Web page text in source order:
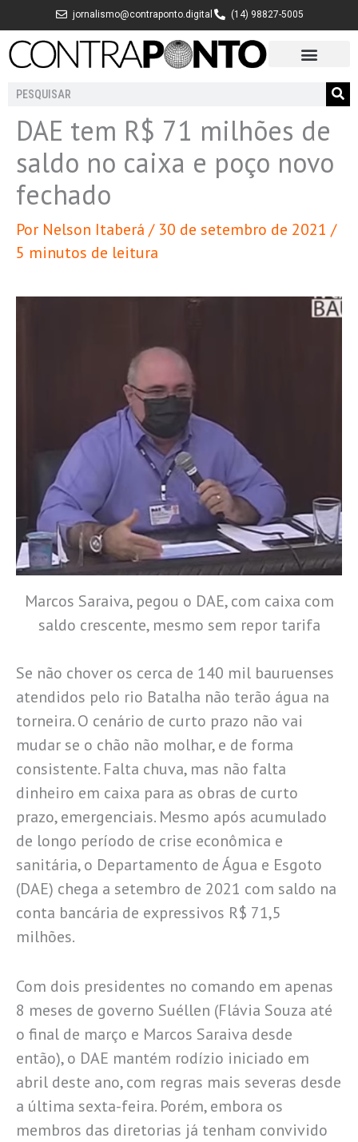
para
jornalismo@contraponto.digital (14) 98827-5005
Pesquisar
DAE tem R$ 71 milhões de
saldo no caixa e poço novo
fechado
Por Nelson Itaberá / 30 de setembro de 2021 /
5 minutos de leitura
Marcos Saraiva, pegou o DAE, com caixa com
saldo crescente, mesmo sem repor tarifa
Se não chover os cerca de 140 mil bauruenses
atendidos pelo rio Batalha não terão água na
torneira. O cenário de curto prazo não vai
mudar se o chão não molhar, e de forma
consistente. Falta chuva, mas não falta
dinheiro em caixa para as obras de curto
prazo, emergenciais. Mesmo após acumulado
de longo período de crise econômica e
sanitária, o Departamento de Água e Esgoto
(DAE) chega a setembro de 2021 com saldo na
conta bancária de expressivos R$ 71,5
milhões.
Com dois presidentes no comando em apenas
8 meses de governo Suéllen (Flávia Souza até
o final de março e Marcos Saraiva desde
então), o DAE mantém rodízio iniciado em
abril deste ano, com regras mais severas desde
a última sexta-feira. Porém, embora os
membros das diretorias já tenham convivido